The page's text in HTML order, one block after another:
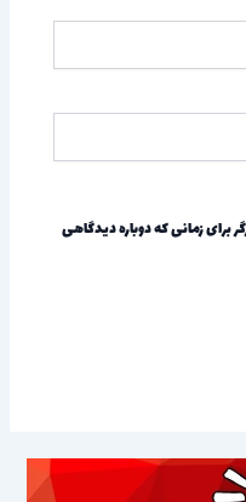
برای زمانی که دوباره دیدگاهی